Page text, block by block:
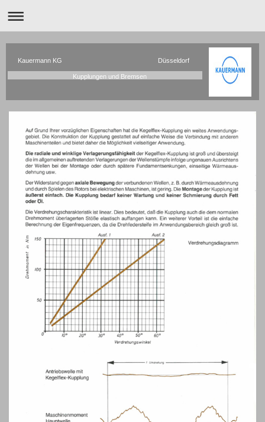
Kauermann KG Düsseldorf
Kupplungen und Bremsen